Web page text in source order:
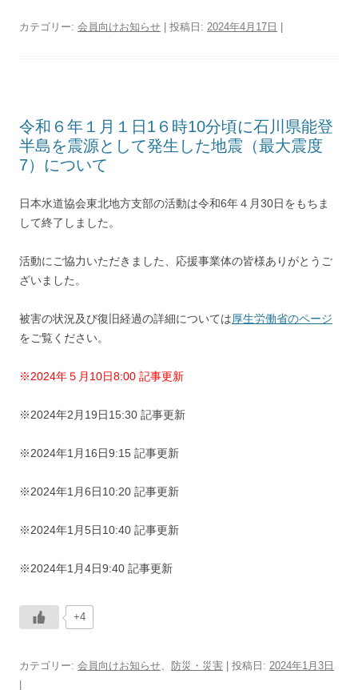
カテゴリー: 会員向けお知らせ | 投稿日: 2024年4月17日
令和６年１月１日1６時10分頃に石川県能登
半島を震源として発生した地震（最大震度
7）について
日本水道協会東北地方支部の活動は令和6年４月30日をもちま
して終了しました。
活動にご協力いただきました、応援事業体の皆様ありがとうご
ざいました。
被害の状況及び復旧経過の詳細については厚生労働省のページ
をご覧ください。
※2024年５月10日8:00 記事更新
※2024年2月19日15:30 記事更新
※2024年1月16日9:15 記事更新
※2024年1月6日10:20 記事更新
※2024年1月5日10:40 記事更新
※2024年1月4日9:40 記事更新
+4
カテゴリー: 会員向けお知らせ、 防災・災害 | 投稿日: 2024年1月3日